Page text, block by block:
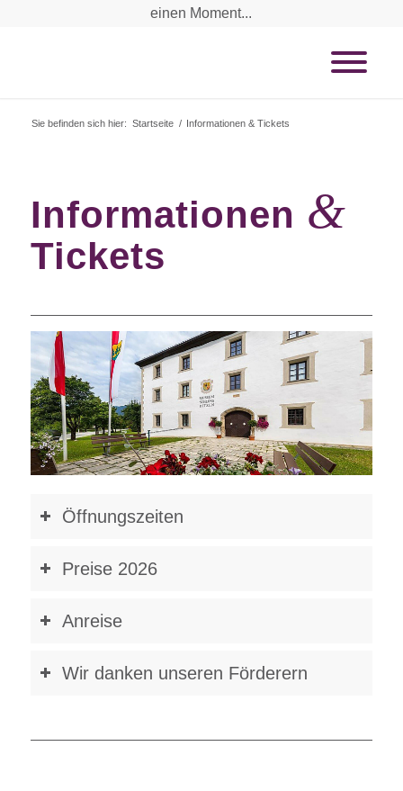
einen Moment...
Sie befinden sich hier: Startseite / Informationen & Tickets
Informationen &
Tickets
Öffnungszeiten
Preise 2026
Anreise
Wir danken unseren Förderern